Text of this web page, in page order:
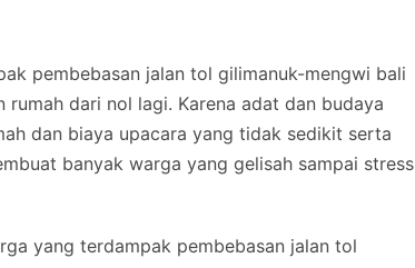
pembebasan jalan tol gilimanuk-mengwi bali
rumah dari nol lagi. Karena adat dan budaya
dan biaya upacara yang tidak sedikit serta
banyak warga yang gelisah sampai stress
yang terdampak pembebasan jalan tol